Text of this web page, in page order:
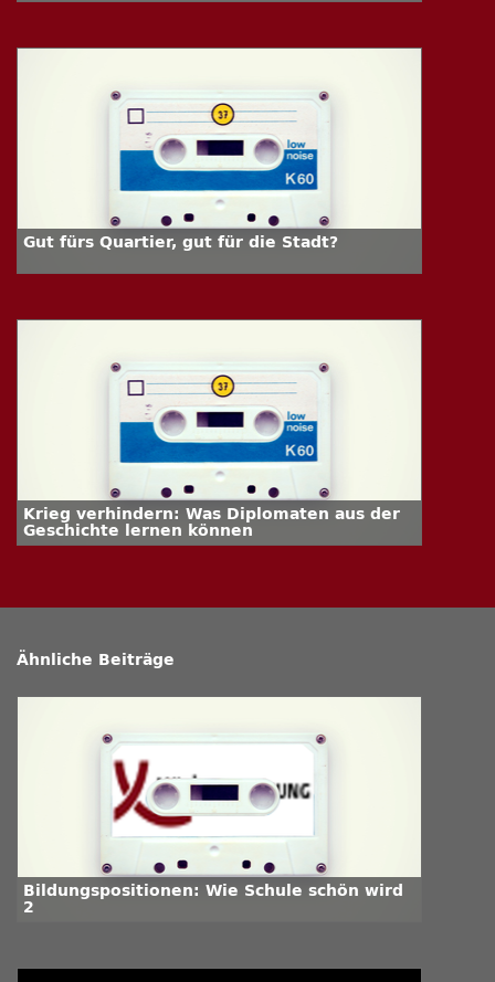
Gut fürs Quartier, gut für die Stadt?
Krieg verhindern: Was Diplomaten aus der
Geschichte lernen können
Ähnliche Beiträge
Bildungspositionen: Wie Schule schön wird
2